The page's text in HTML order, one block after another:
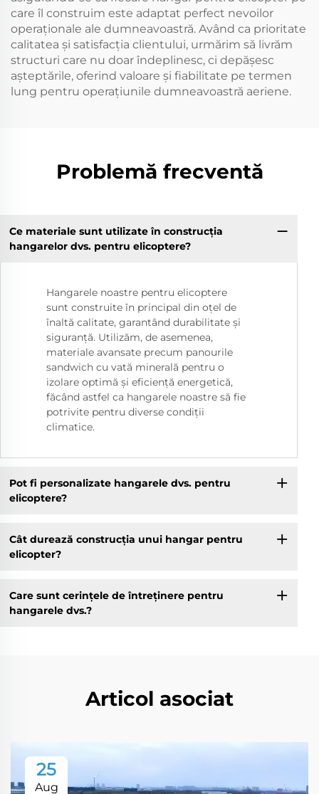
care îl construim este adaptat perfect nevoilor
operaționale ale dumneavoastră. Având ca prioritate
calitatea și satisfacția clientului, urmărim să livrăm
structuri care nu doar îndeplinesc, ci depășesc
așteptările, oferind valoare și fiabilitate pe termen
lung pentru operațiunile dumneavoastră aeriene.
Problemă frecventă
Ce materiale sunt utilizate în construcția
hangarelor dvs. pentru elicoptere?
Hangarele noastre pentru elicoptere
sunt construite în principal din oțel de
înaltă calitate, garantând durabilitate și
siguranță. Utilizăm, de asemenea,
materiale avansate precum panourile
sandwich cu vată minerală pentru o
izolare optimă și eficiență energetică,
făcând astfel ca hangarele noastre să fie
potrivite pentru diverse condiții
climatice.
Pot fi personalizate hangarele dvs. pentru
elicoptere?
Cât durează construcția unui hangar pentru
elicopter?
Care sunt cerințele de întreținere pentru
hangarele dvs.?
Articol asociat
25
Aug